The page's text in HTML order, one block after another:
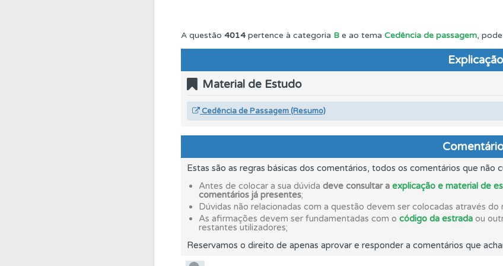
Crie uma conta para ter acesso às suas estatísticas em qualquer
Perfil Saiba no seu perfil se já está preparado para ir a exame.
As questões que usamos estão atualizadas e são as mesmas
Biblioteca Consulte a biblioteca para tirar dúvidas e ver resumos do
Testes O teste "Novas" apresenta-lhe questões a que ainda não
Testemunhos
A questão 4014pertence à categoria B e ao tema Cedência de passagem, pode
Explicação
Material de Estudo
Cedência de Passagem (Resumo)
Estas são as regras básicas dos comentários, todos os comentários que não
Antes de colocar a sua dúvida deve consultar a explicação e material de
comentários já presentes;
Dúvidas não relacionadas com a questão devem ser colocadas através do
As afirmações devem ser fundamentadas com o código da estrada ou
restantes utilizadores;
Reservamos o direito de apenas aprovar e responder a comentários que